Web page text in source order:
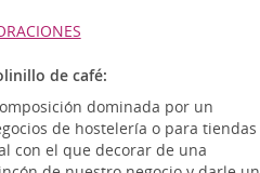
de café:
dominada por un
de hostelería o para tiendas
con el que decorar de una